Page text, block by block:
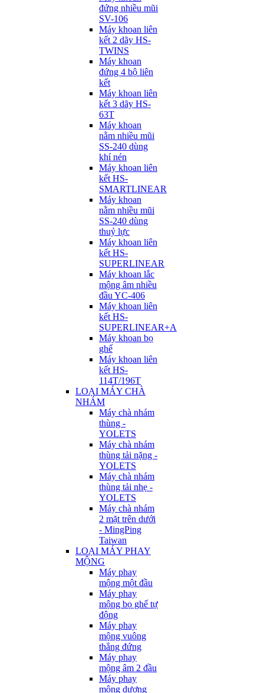
đứng nhiều mũi
SV-106
Máy khoan liên
kết 2 dãy HS-
TWINS
Máy khoan
đứng 4 bộ liên
kết
Máy khoan liên
kết 3 dãy HS-
63T
Máy khoan
nằm nhiều mũi
SS-240 dùng
khí nén
Máy khoan liên
kết HS-
SMARTLINEAR
Máy khoan
nằm nhiều mũi
SS-240 dùng
thuỷ lực
Máy khoan liên
kết HS-
SUPERLINEAR
Máy khoan lắc
mộng âm nhiều
đầu YC-406
Máy khoan liên
kết HS-
SUPERLINEAR+A
Máy khoan bọ
ghế
Máy khoan liên
kết HS-
114T/196T
LOẠI MÁY CHÀ
NHÁM
Máy chà nhám
thùng -
YOLETS
Máy chà nhám
thùng tải nặng -
YOLETS
Máy chà nhám
thùng tải nhẹ -
YOLETS
Máy chà nhám
2 mặt trên dưới
- MingPing
Taiwan
LOẠI MÁY PHAY
MỘNG
Máy phay
mộng một đầu
Máy phay
mộng bọ ghế tự
động
Máy phay
mộng vuông
thẳng đứng
Máy phay
mộng âm 2 đầu
Máy phay
mộng dương